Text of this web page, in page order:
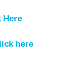
Here
here